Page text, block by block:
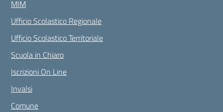
MIM
Ufficio Scolastico Regionale
Ufficio Scolastico Territoriale
Scuola in Chiaro
Iscrizioni On Line
Invalsi
Comune